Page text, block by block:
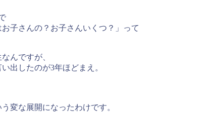
子さんの？お子さんいくつ？」って
んですが、
出したのが3年ほどまえ。
変な展開になったわけです。